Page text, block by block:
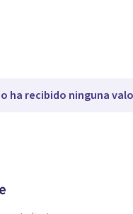
ha recibido ninguna